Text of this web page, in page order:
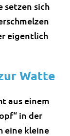
setzen sich
eigentlich
Watte
aus einem
in der
eine kleine